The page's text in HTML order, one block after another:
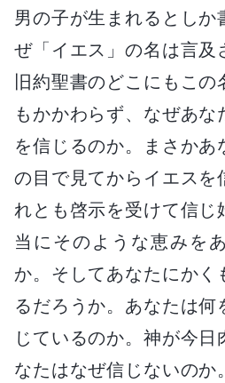
男の子が生まれるとしか
ぜ「イエス」の名は言及
旧約聖書のどこにもこ
もかかわらず、なぜあな
を信じるのか。まさかあ
の目で見てからイエスを
れとも啓示を受けて信じ
当にそのような恵みを
か。そしてあなたにかく
るだろうか。あなたは
じているのか。神が今
なたはなぜ信じないのか